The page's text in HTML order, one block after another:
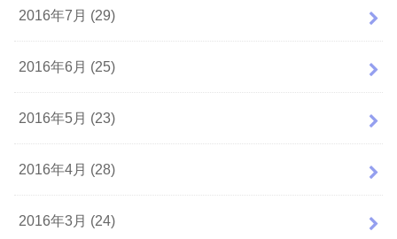
2016年7月 (29)
2016年6月 (25)
2016年5月 (23)
2016年4月 (28)
2016年3月 (24)